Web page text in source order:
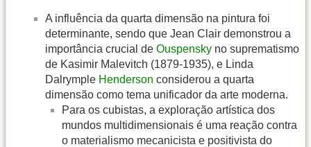
A influência da quarta dimensão na pintura foi
determinante, sendo que Jean Clair demonstrou a
importância crucial de Ouspensky no suprematismo
de Kasimir Malevitch (1879-1935), e Linda
Dalrymple Henderson considerou a quarta
dimensão como tema unificador da arte moderna.
Para os cubistas, a exploração artística dos
mundos multidimensionais é uma reação contra
o materialismo mecanicista e positivista do